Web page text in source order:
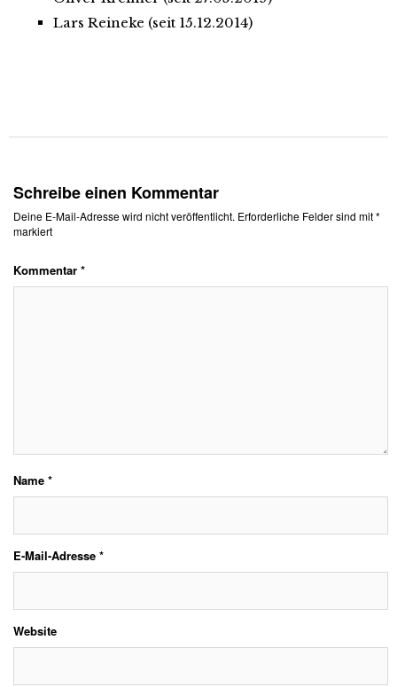
Lars Reineke (seit 15.12.2014)
Schreibe einen Kommentar
Deine E-Mail-Adresse wird nicht veröffentlicht. Erforderliche Felder sind mit*
markiert
Kommentar *
Name *
E-Mail-Adresse *
Website